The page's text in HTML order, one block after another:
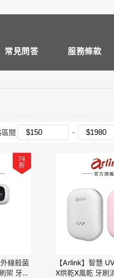
常見問答 服務條款
間
74
折
線殺菌
架 牙刷
【Arlink】智慧
X烘乾X風乾 牙刷